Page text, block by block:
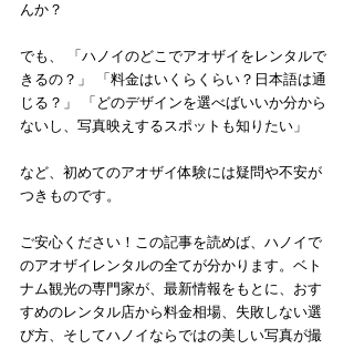
んか？
でも、 「ハノイのどこでアオザイをレンタルで
きるの？」 「料金はいくらくらい？日本語は通
じる？」 「どのデザインを選べばいいか分から
ないし、写真映えするスポットも知りたい」
など、初めてのアオザイ体験には疑問や不安が
つきものです。
ご安心ください！この記事を読めば、ハノイで
のアオザイレンタルの全てが分かります。ベト
ナム観光の専門家が、最新情報をもとに、おす
すめのレンタル店から料金相場、失敗しない選
び方、そしてハノイならではの美しい写真が撮